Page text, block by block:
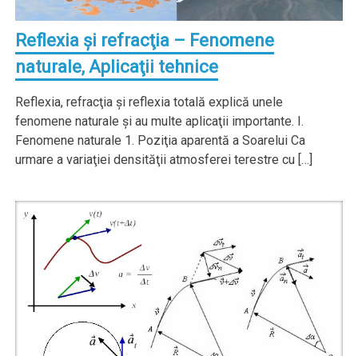
Reflexia şi refracţia – Fenomene
naturale, Aplicaţii tehnice
Reflexia, refracţia şi reflexia totală explică unele
fenomene naturale şi au multe aplicaţii importante. I.
Fenomene naturale 1. Poziţia aparentă a Soarelui Ca
urmare a variaţiei densităţii atmosferei terestre cu […]